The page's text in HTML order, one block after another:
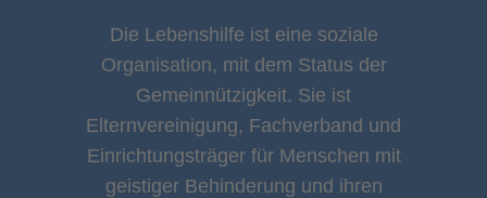
Die Lebenshilfe ist eine soziale
Organisation, mit dem Status der
Gemeinnützigkeit. Sie ist
Elternvereinigung, Fachverband und
Einrichtungsträger für Menschen mit
geistiger Behinderung und ihren